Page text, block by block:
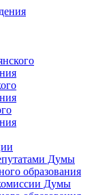
Думы
образования
Думы